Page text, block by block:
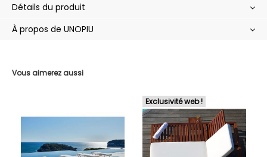
Vous aimerez aussi
Exclusivité web !
Détails du produit
À propos de UNOPIU